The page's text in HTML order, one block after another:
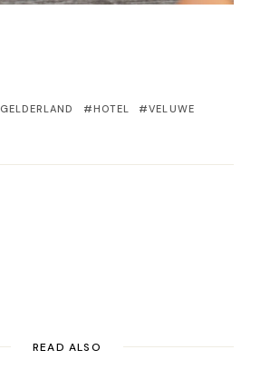
GELDERLAND HOTEL VELUWE
READ ALSO